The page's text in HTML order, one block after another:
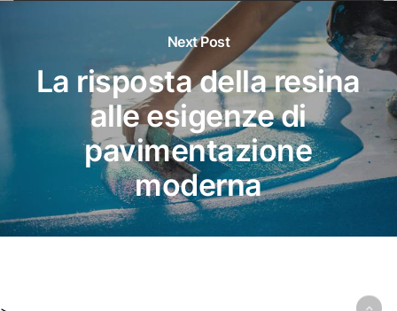
Next Post
La risposta della resina
alle esigenze di
pavimentazione
moderna